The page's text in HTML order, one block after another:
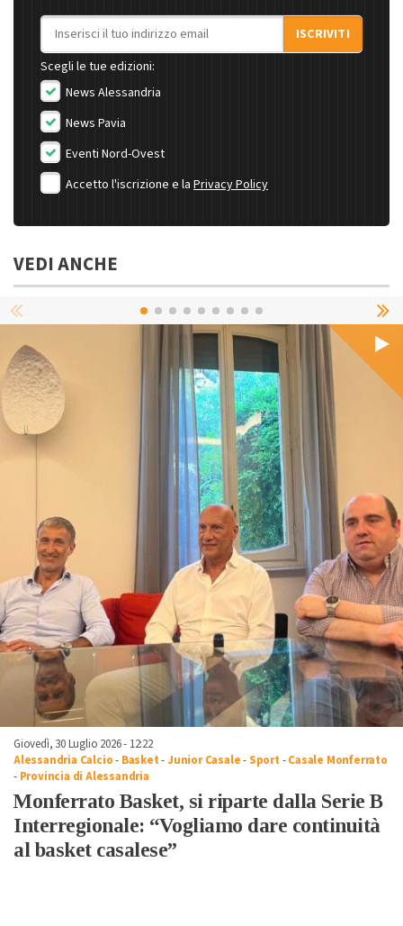
Indirizzo email
ISCRIVITI
Scegli le tue edizioni:
News Alessandria
News Pavia
Eventi Nord-Ovest
Accetto l'iscrizione e la Privacy Policy
VEDI ANCHE
Giovedì, 30 Luglio 2026 - 12:22
Alessandria Calcio- Basket-Junior Casale-Sport -Casale Monferrato
- Provincia di Alessandria
Monferrato Basket, si riparte dalla Serie B
Interregionale: “Vogliamo dare continuità
al basket casalese”